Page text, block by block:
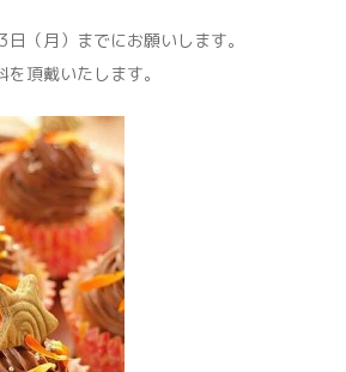
（月）までにお願いします。
頂戴いたします。